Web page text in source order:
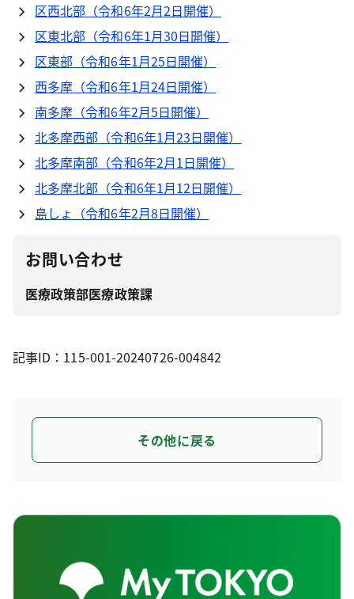
区西北部（令和6年2月2日開催）
区東北部（令和6年1月30日開催）
区東部（令和6年1月25日開催）
西多摩（令和6年1月24日開催）
南多摩（令和6年2月5日開催）
北多摩西部（令和6年1月23日開催）
北多摩南部（令和6年2月1日開催）
北多摩北部（令和6年1月12日開催）
島しょ（令和6年2月8日開催）
お問い合わせ
医療政策部医療政策課
記事ID：115-001-20240726-004842
その他に戻る